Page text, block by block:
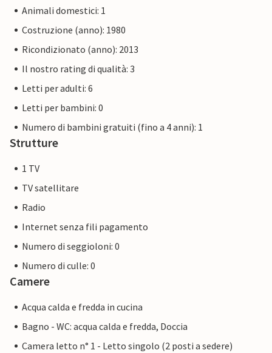
Animali domestici: 1
Costruzione (anno): 1980
Ricondizionato (anno): 2013
Il nostro rating di qualità: 3
Letti per adulti: 6
Letti per bambini: 0
Numero di bambini gratuiti (fino a 4 anni): 1
Strutture
1 TV
TV satellitare
Radio
Internet senza fili pagamento
Numero di seggioloni: 0
Numero di culle: 0
Camere
Acqua calda e fredda in cucina
Bagno - WC: acqua calda e fredda, Doccia
Camera letto n° 1 - Letto singolo (2 posti a sedere)